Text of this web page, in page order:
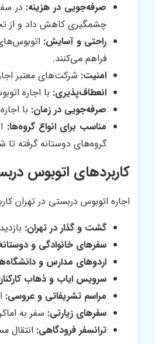
صرفه‌جویی در هزینه: در
چشمگیری کاهش داد و از
راحتی و آسایش:
فراهم می‌کنند.
امنیت: شرکت‌های معتبر
انعطاف‌پذیری: با اجاره
صرفه‌جویی در زمان: با
مناسب برای انواع گروه‌ها:
گروه‌های دوستانه گرفته
کاربردهای اتوبوس
اجاره اتوبوس دربستی در تهران
گشت و گذار در تهران:
سفرهای خانوادگی و
اردوهای مدارس و
سرویس ایاب و ذهاب
مراسم تشریفاتی و عروسی:
سفرهای زیارتی: سفر به
ترانسفر فرودگاهی: انتقال